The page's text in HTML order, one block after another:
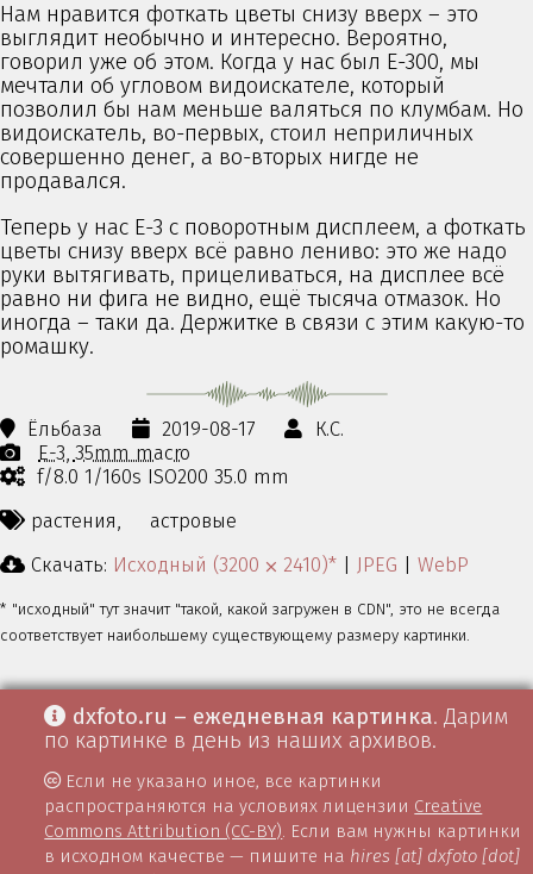
Нам нравится фоткать цветы снизу вверх – это
выглядит необычно и интересно. Вероятно,
говорил уже об этом. Когда у нас был E-300, мы
мечтали об угловом видоискателе, который
позволил бы нам меньше валяться по клумбам. Но
видоискатель, во-первых, стоил неприличных
совершенно денег, а во-вторых нигде не
продавался.
Теперь у нас E-3 с поворотным дисплеем, а фоткать
цветы снизу вверх всё равно лениво: это же надо
руки вытягивать, прицеливаться, на дисплее всё
равно ни фига не видно, ещё тысяча отмазок. Но
иногда – таки да. Держитке в связи с этим какую-то
ромашку.
Ёльбаза 2019-08-17
К.С.
E-3 35mm macro
f/8.0 1/160s ISO200 35.0 mm
растения,
астровые
Скачать: Исходный (3200 ⨉ 2410)* | JPEG | WebP
* "исходный" тут значит "такой, какой загружен в CDN", это не всегда
соответствует наибольшему существующему размеру картинки.
dxfoto.ru – ежедневная картинка. Дарим
по картинке в день из наших архивов.
Если не указано иное, все картинки
распространяются на условиях лицензии Creative
Commons Attribution (CC-BY). Если вам нужны картинки
в исходном качестве — пишите на hires [at] dxfoto [dot]